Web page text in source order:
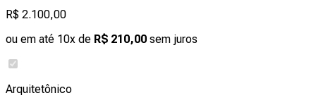
R$ 2.100,00
ou em até 10x de R$ 210,00 sem juros
Arquitetônico